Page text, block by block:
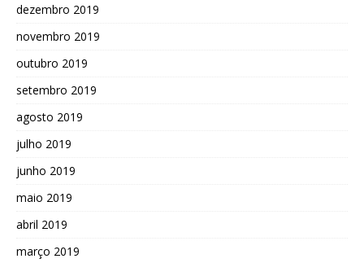
dezembro 2019
novembro 2019
outubro 2019
setembro 2019
agosto 2019
julho 2019
junho 2019
maio 2019
abril 2019
março 2019